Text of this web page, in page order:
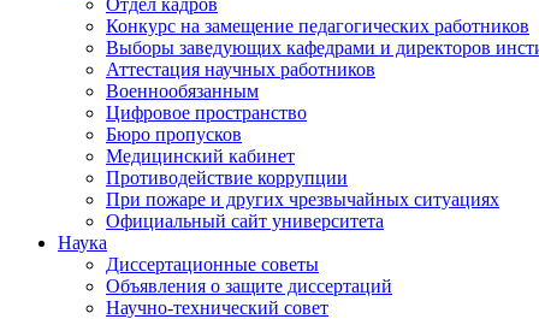
Отдел кадров
Конкурс на замещение педагогических работников
Выборы заведующих кафедрами и директоров
Аттестация научных работников
Военнообязанным
Цифровое пространство
Бюро пропусков
Медицинский кабинет
Противодействие коррупции
При пожаре и других чрезвычайных ситуациях
Официальный сайт университета
Наука
Диссертационные советы
Объявления о защите диссертаций
Научно-технический совет